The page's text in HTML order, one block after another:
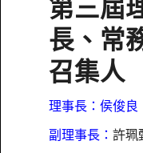
長、常
召集人
理事長：侯俊良
副理事長： 許珮